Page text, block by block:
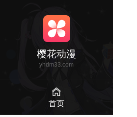
樱花动漫
yhdm33.com
首页